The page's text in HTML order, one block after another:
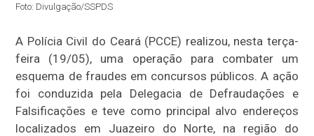
Foto: Divulgação/SSPDS
A Polícia Civil do Ceará (PCCE) realizou, nesta terça-
feira (19/05), uma operação para combater um
esquema de fraudes em concursos públicos. A ação
foi conduzida pela Delegacia de Defraudações e
Falsificações e teve como principal alvo endereços
localizados em Juazeiro do Norte, na região do